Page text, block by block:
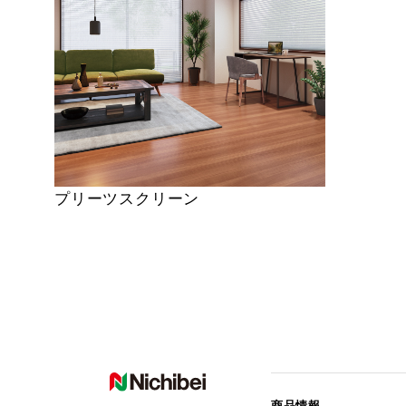
プリーツスクリーン